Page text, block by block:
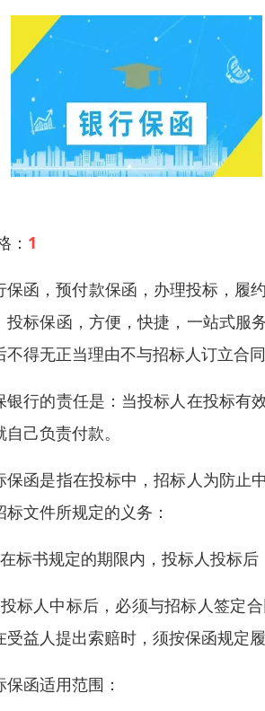
： 1
保函，预付款保函，办理投标，履
投标保函，方便，快捷，一站式服
不得无正当理由不与招标人订立合
银行的责任是：当投标人在投标有
自己负责付款。
保函是指在投标中，招标人为防止
标文件所规定的义务：
标书规定的期限内，投标人投标
标人中标后，必须与招标人签定
受益人提出索赔时，须按保函规定履
保函适用范围：